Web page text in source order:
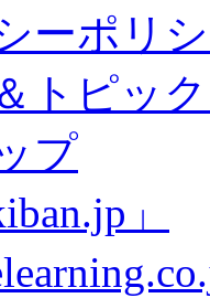
ーポリ
トピッ
プ
」